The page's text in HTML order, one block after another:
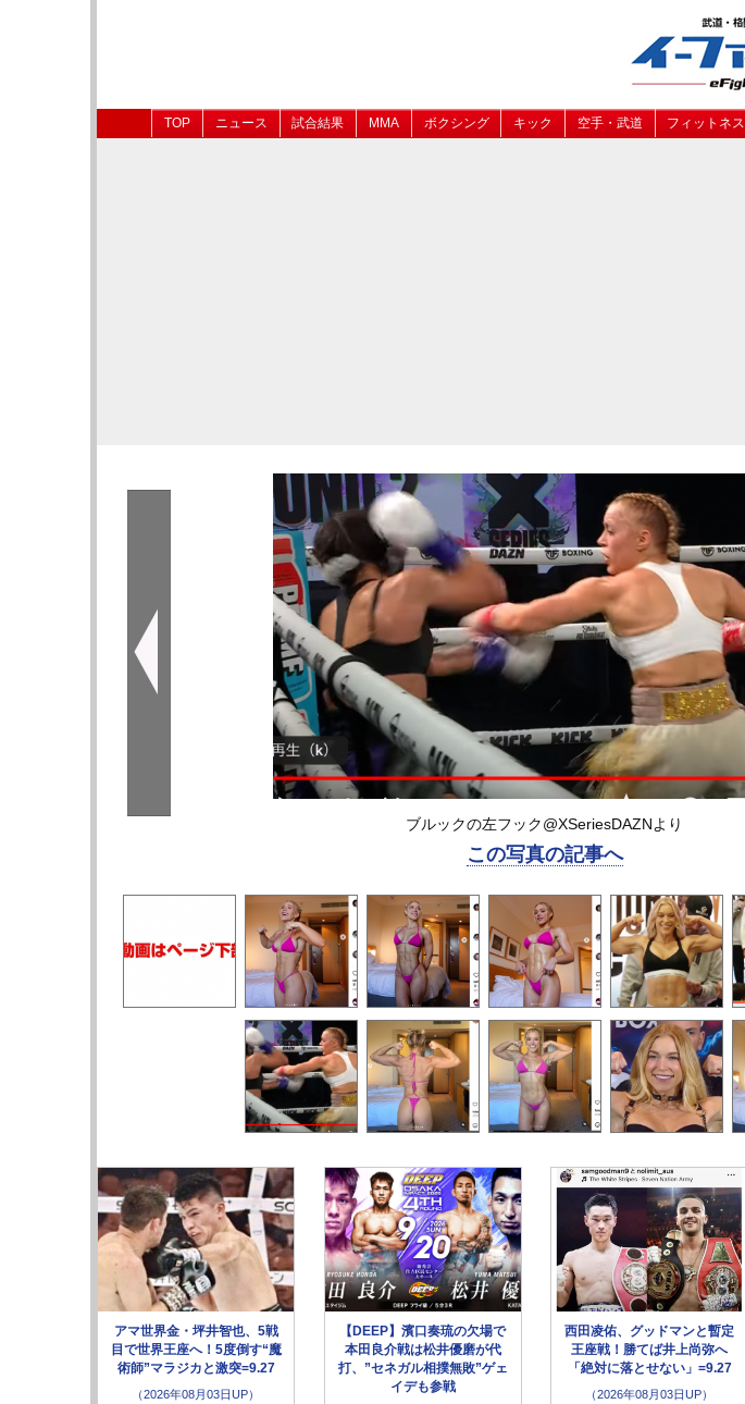
TOP ニュース 試合結果 MMA ボクシング キック 空手・武道 フィットネス
ブルックの左フック@XSeriesDAZNより
この写真の記事へ
アマ世界金・坪井智也、5戦
目で世界王座へ！5度倒す“魔
術師”マラジカと激突=9.27
（2026年08月03日UP）
【DEEP】濱口奏琉の欠場で
本田良介戦は松井優磨が代
打、”セネガル相撲無敗”ゲェ
イデも参戦
西田凌佑、グッドマンと暫定
王座戦！勝てば井上尚弥へ
「絶対に落とせない」=9.27
（2026年08月03日UP）